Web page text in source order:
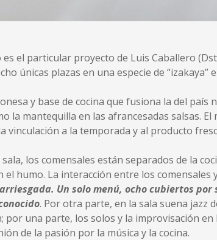
es el particular proyecto de Luis Caballero
únicas plazas en una especie de
y base de cocina que fusiona la del
la mantequilla en las afrancesadas salsas.
vinculación a la temporada y al producto
sala, los comensales están separados de la
el humo. La interacción entre los
Un solo menú, ocho cubiertos
. Por otra parte, en la sala suena jazz
por una parte, los solos y la improvisación
de la pasión por la música y la cocina.